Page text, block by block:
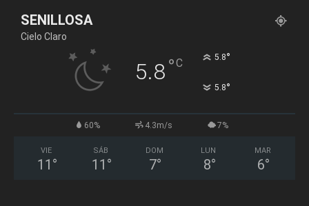
SENILLOSA
Cielo Claro
5.8°C 5.8°
5.8°
60% 4.3m/s 7%
VIE
11 °
SÁB
11 °
DOM
7°
LUN
8°
MAR
6°